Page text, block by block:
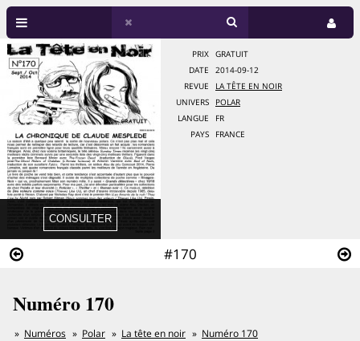
#170
PRIX
GRATUIT
DATE
2014-09-12
REVUE
LA TÊTE EN NOIR
UNIVERS
POLAR
LANGUE
FR
PAYS
FRANCE
Numéro 170
Numéros Polar La tête en noir Numéro 170